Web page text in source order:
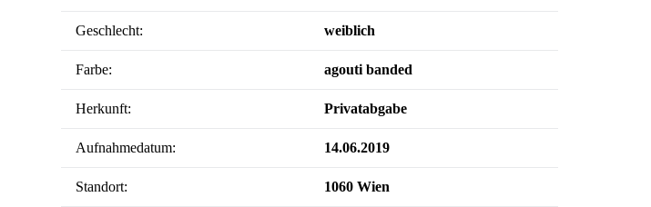
Geschlecht: weiblich
Farbe: agouti banded
Herkunft: Privatabgabe
Aufnahmedatum: 14.06.2019
Standort: 1060 Wien